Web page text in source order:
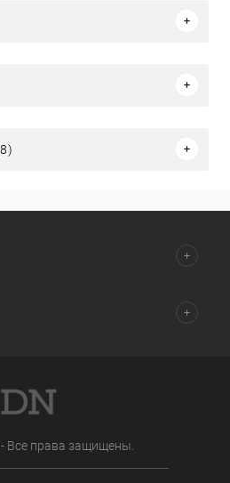
Все права защищены.